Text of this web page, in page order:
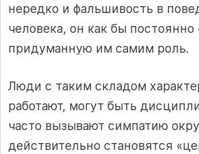
нередко и фальшивость в
человека, он как бы постоянно
придуманную им самим роль.
Люди с таким складом
работают, могут быть
часто вызывают симпатию
действительно становятся